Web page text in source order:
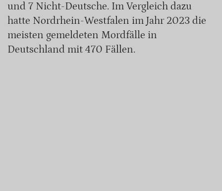
und 7 Nicht-Deutsche. Im Vergleich dazu
hatte Nordrhein-Westfalen im Jahr 2023 die
meisten gemeldeten Mordfälle in
Deutschland mit 470 Fällen.